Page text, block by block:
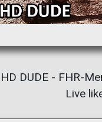
HD DUDE - FHR-
Live